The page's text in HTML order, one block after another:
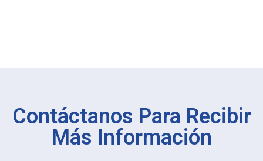
Contáctanos Para Recibir
Más Información